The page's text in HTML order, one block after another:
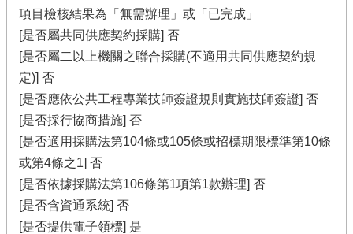
項目檢核結果為「無需辦理」或「已完成」
[是否屬共同供應契約採購] 否
[是否屬二以上機關之聯合採購(不適用共同供應契約規
定)] 否
[是否應依公共工程專業技師簽證規則實施技師簽證] 否
[是否採行協商措施] 否
[是否適用採購法第104條或105條或招標期限標準第10條
或第4條之1] 否
[是否依據採購法第106條第1項第1款辦理] 否
[是否含資通系統] 否
[是否提供電子領標] 是